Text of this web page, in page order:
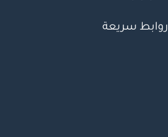
روابط سريعة